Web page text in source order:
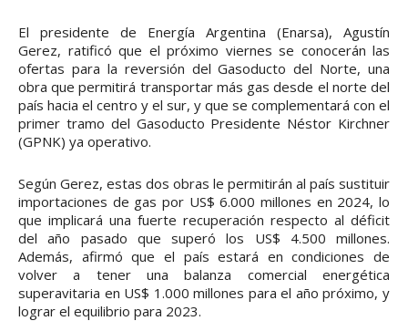
El presidente de Energía Argentina (Enarsa), Agustín
Gerez, ratificó que el próximo viernes se conocerán las
ofertas para la reversión del Gasoducto del Norte, una
obra que permitirá transportar más gas desde el norte del
país hacia el centro y el sur, y que se complementará con el
primer tramo del Gasoducto Presidente Néstor Kirchner
(GPNK) ya operativo.
Según Gerez, estas dos obras le permitirán al país sustituir
importaciones de gas por US$ 6.000 millones en 2024, lo
que implicará una fuerte recuperación respecto al déficit
del año pasado que superó los US$ 4.500 millones.
Además, afirmó que el país estará en condiciones de
volver a tener una balanza comercial energética
superavitaria en US$ 1.000 millones para el año próximo, y
lograr el equilibrio para 2023.